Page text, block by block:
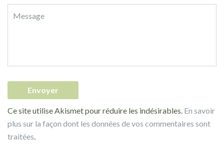
Ce site utilise Akismet pour réduire les indésirables. En savoir
plus sur la façon dont les données de vos commentaires sont
traitées